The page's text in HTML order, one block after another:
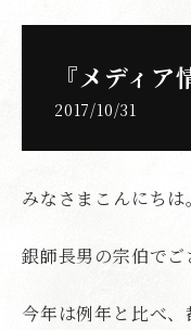
『メディア
2017/10/31
みなさまこんにちは。
銀師長男の宗伯でご
今年は例年と比べ